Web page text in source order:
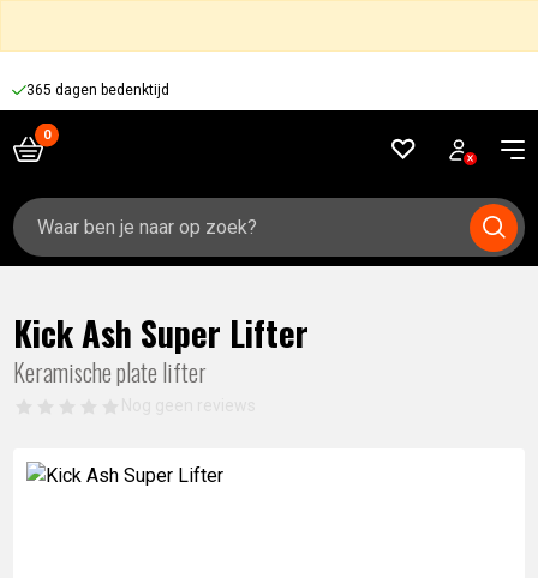
365 dagen bedenktijd
Zoeken
naar:
Kick Ash Super Lifter
Keramische plate lifter